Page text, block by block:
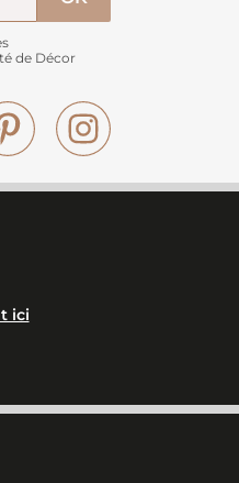
de Décor
Pinterest
ici